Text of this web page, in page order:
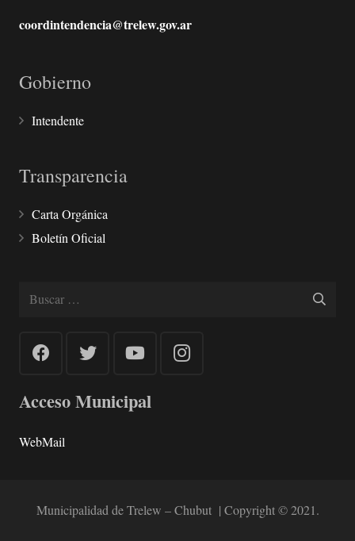
coordintendencia@trelew.gov.ar
Gobierno
Intendente
Transparencia
Carta Orgánica
Boletín Oficial
Buscar:
Acceso Municipal
WebMail
Municipalidad de Trelew – Chubut | Copyright © 2021.